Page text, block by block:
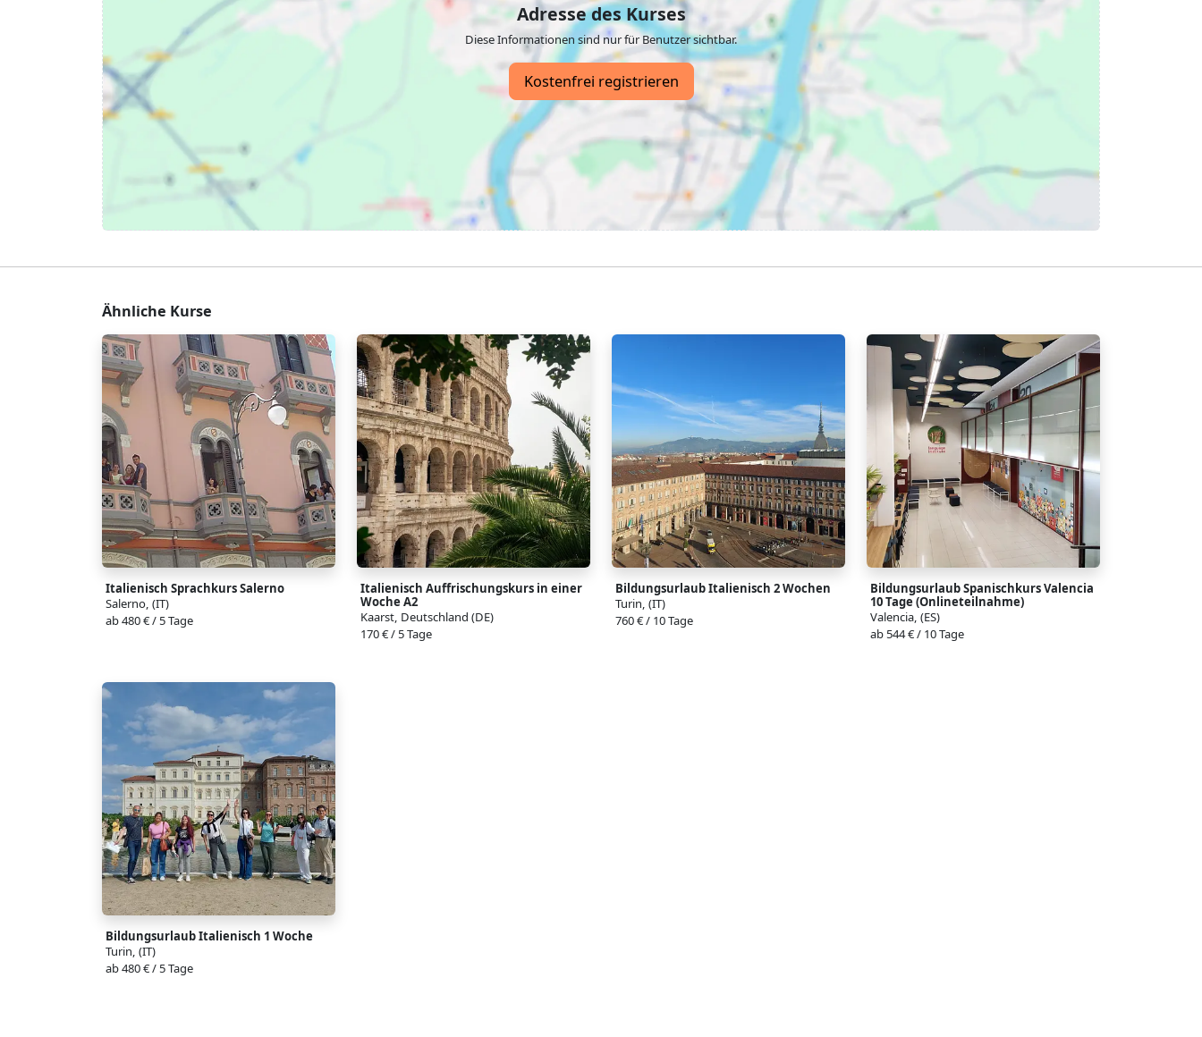
Adresse des Kurses
Diese Informationen sind nur für Benutzer sichtbar.
Kostenfrei registrieren
Ähnliche Kurse
Italienisch Sprachkurs Salerno
Salerno, (IT)
ab 480 € / 5 Tage
Italienisch Auffrischungskurs in einer
Woche A2
Kaarst, Deutschland (DE)
170 € / 5 Tage
Bildungsurlaub Italienisch 2 Wochen
Turin, (IT)
760 € / 10 Tage
Bildungsurlaub Spanischkurs Valencia
10 Tage (Onlineteilnahme)
Valencia, (ES)
ab 544 € / 10 Tage
Bildungsurlaub Italienisch 1 Woche
Turin, (IT)
ab 480 € / 5 Tage